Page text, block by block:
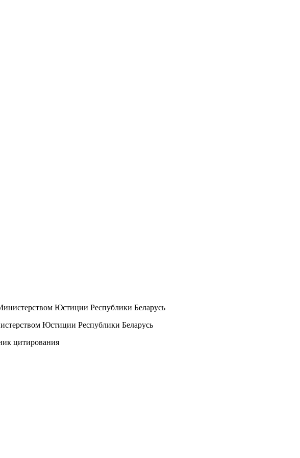
Юстиции Республики Беларусь
Юстиции Республики Беларусь
цитирования